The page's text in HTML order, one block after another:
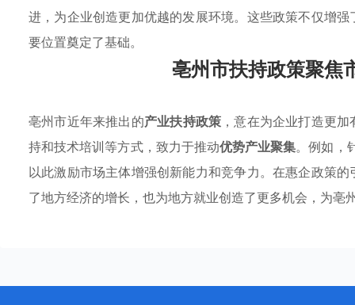
进，为企业创造更加优越的发展环境。这些政策不仅增
要位置奠定了基础。
亳州市扶持政策聚焦
亳州市近年来推出的产业扶持政策 ，意在为企业打造更
持和技术培训等方式，致力于推动优势产业聚集。例如，
以此激励市场主体增强创新能力和竞争力。在惠企政策
了地方经济的增长，也为地方就业创造了更多机会，为亳